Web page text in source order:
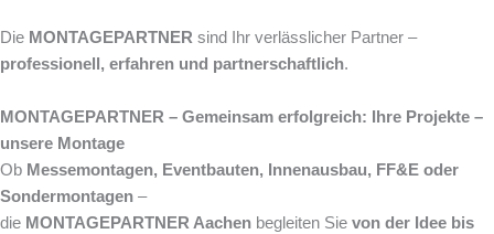
Die MONTAGEPARTNER sind Ihr verlässlicher Partner –
professionell, erfahren und partnerschaftlich.
MONTAGEPARTNER – Gemeinsam erfolgreich: Ihre Projekte –
unsere Montage
Ob Messemontagen, Eventbauten, Innenausbau, FF&E oder
Sondermontagen –
die MONTAGEPARTNER Aachen begleiten Sie von der Idee bis